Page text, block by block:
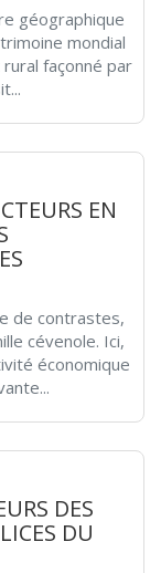
géographique
mondial
rural façonné par
EN
de contrastes,
cévenole. Ici,
économique
DES
DU